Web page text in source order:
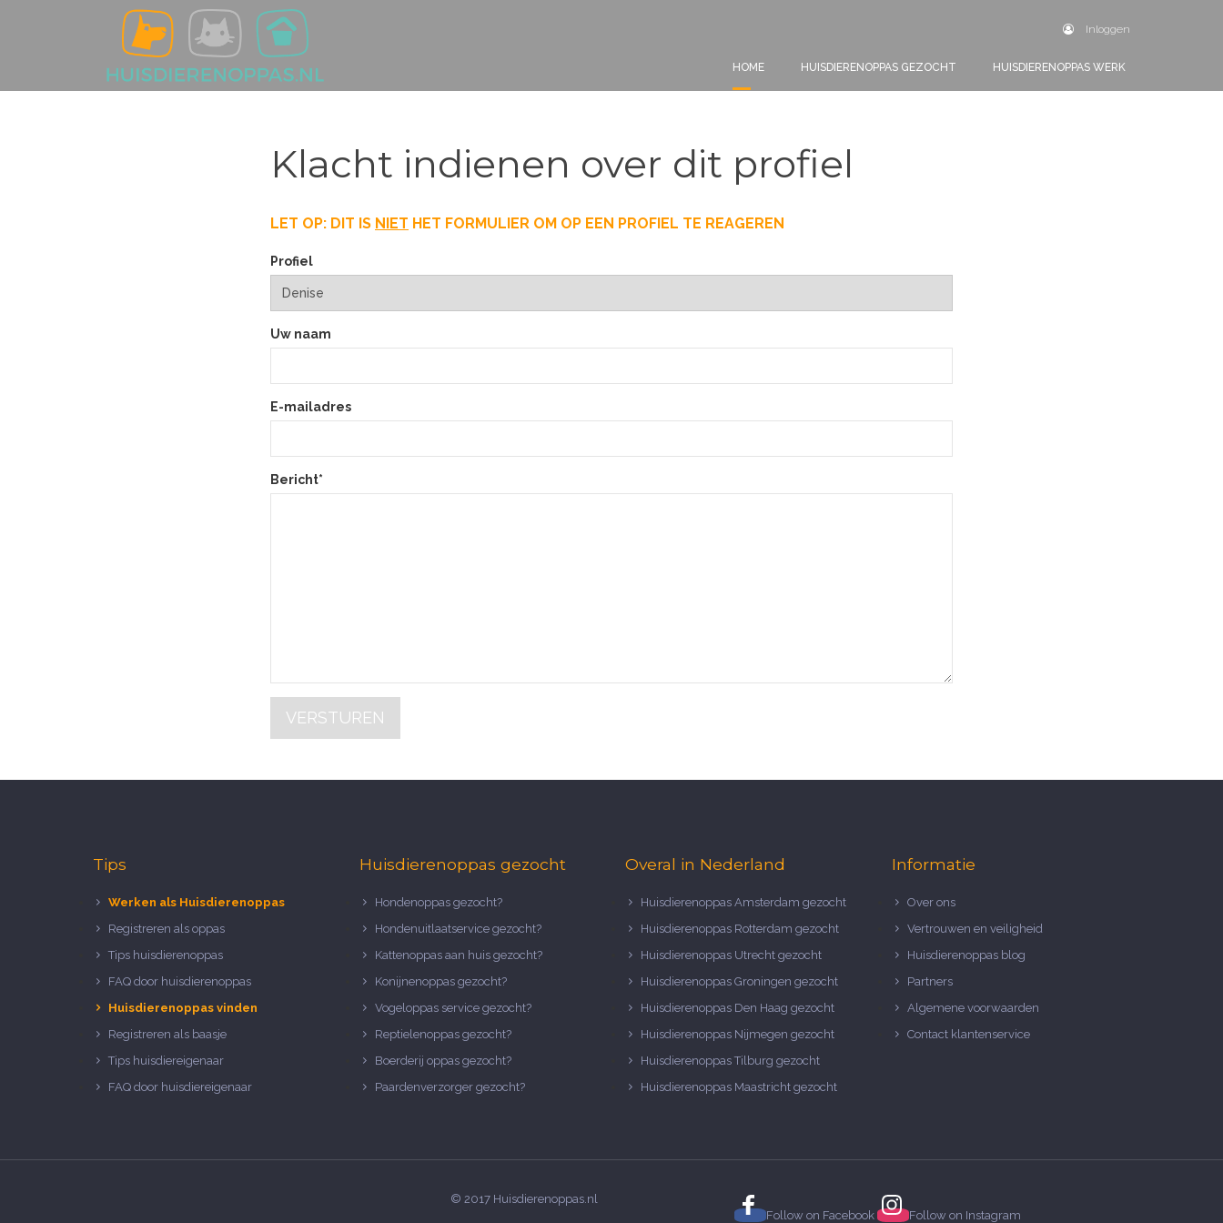
Inloggen
HOME HUISDIERENOPPAS GEZOCHT HUISDIERENOPPAS WERK
Klacht indienen over dit profiel
LET OP: DIT IS NIET HET FORMULIER OM OP EEN PROFIEL TE REAGEREN
Profiel
Uw naam
E-mailadres
Bericht*
VERSTUREN
Tips
Werken als Huisdierenoppas
Registreren als oppas
Tips huisdierenoppas
FAQ door huisdierenoppas
Huisdierenoppas vinden
Registreren als baasje
Tips huisdiereigenaar
FAQ door huisdiereigenaar
Huisdierenoppas gezocht
Hondenoppas gezocht?
Hondenuitlaatservice gezocht?
Kattenoppas aan huis gezocht?
Konijnenoppas gezocht?
Vogeloppas service gezocht?
Reptielenoppas gezocht?
Boerderij oppas gezocht?
Paardenverzorger gezocht?
Overal in Nederland
Huisdierenoppas Amsterdam gezocht
Huisdierenoppas Rotterdam gezocht
Huisdierenoppas Utrecht gezocht
Huisdierenoppas Groningen gezocht
Huisdierenoppas Den Haag gezocht
Huisdierenoppas Nijmegen gezocht
Huisdierenoppas Tilburg gezocht
Huisdierenoppas Maastricht gezocht
Informatie
Over ons
Vertrouwen en veiligheid
Huisdierenoppas blog
Partners
Algemene voorwaarden
Contact klantenservice
© 2017 Huisdierenoppas.nl
Follow on Facebook Follow on Instagram